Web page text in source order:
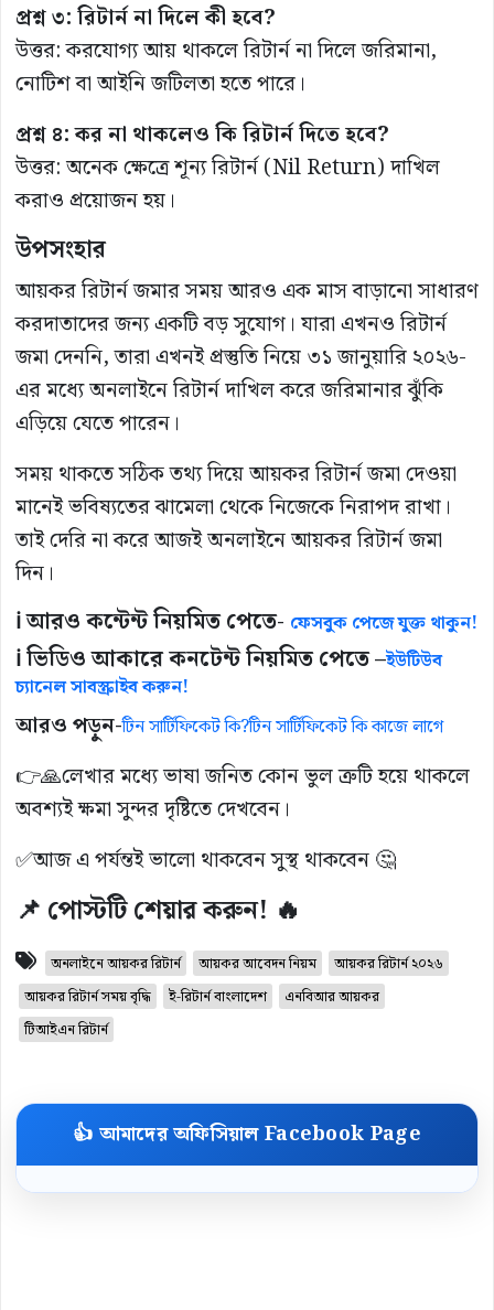
প্রশ্ন ৩: রিটার্ন না দিলে কী হবে?
উত্তর: করযোগ্য আয় থাকলে রিটার্ন না দিলে জরিমানা,
নোটিশ বা আইনি জটিলতা হতে পারে।
প্রশ্ন ৪: কর না থাকলেও কি রিটার্ন দিতে হবে?
উত্তর: অনেক ক্ষেত্রে শূন্য রিটার্ন (Nil Return) দাখিল
করাও প্রয়োজন হয়।
উপসংহার
আয়কর রিটার্ন জমার সময় আরও এক মাস বাড়ানো সাধারণ
করদাতাদের জন্য একটি বড় সুযোগ। যারা এখনও রিটার্ন
জমা দেননি, তারা এখনই প্রস্তুতি নিয়ে ৩১ জানুয়ারি ২০২৬-
এর মধ্যে অনলাইনে রিটার্ন দাখিল করে জরিমানার ঝুঁকি
এড়িয়ে যেতে পারেন।
সময় থাকতে সঠিক তথ্য দিয়ে আয়কর রিটার্ন জমা দেওয়া
মানেই ভবিষ্যতের ঝামেলা থেকে নিজেকে নিরাপদ রাখা।
তাই দেরি না করে আজই অনলাইনে আয়কর রিটার্ন জমা
দিন।
ℹ️ আরও কন্টেন্ট নিয়মিত পেতে- ফেসবুক পেজে যুক্ত থাকুন!
ℹ️ ভিডিও আকারে কনটেন্ট নিয়মিত পেতে –ইউটিউব
চ্যানেল সাবস্ক্রাইব করুন!
আরও পড়ুন-টিন সার্টিফিকেট কি?টিন সার্টিফিকেট কি কাজে লাগে
👉🙏লেখার মধ্যে ভাষা জনিত কোন ভুল ত্রুটি হয়ে থাকলে
অবশ্যই ক্ষমা সুন্দর দৃষ্টিতে দেখবেন।
✅আজ এ পর্যন্তই ভালো থাকবেন সুস্থ থাকবেন 🤔
📌 পোস্টটি শেয়ার করুন! 🔥
অনলাইনে আয়কর রিটার্ন আয়কর আবেদন নিয়ম
আয়কর রিটার্ন ২০২৬
আয়কর রিটার্ন সময় বৃদ্ধি
ই-রিটার্ন বাংলাদেশ
এনবিআর আয়কর
টিআইএন রিটার্ন
👍 আমাদের অফিসিয়াল Facebook Page